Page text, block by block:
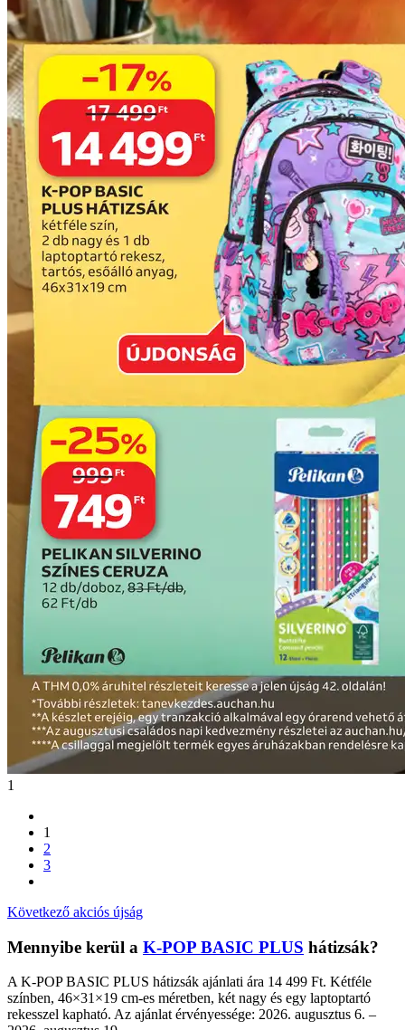
1
1
2
3
Következő akciós újság
Mennyibe kerül a K-POP BASIC PLUS hátizsák?
A K-POP BASIC PLUS hátizsák ajánlati ára 14 499 Ft. Kétféle
színben, 46×31×19 cm-es méretben, két nagy és egy laptoptartó
rekesszel kapható. Az ajánlat érvényessége: 2026. augusztus 6. –